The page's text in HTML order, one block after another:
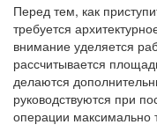
Перед тем, как
требуется
внимание уделяется
рассчитывается
делаются
руководствуются при
операции максимально